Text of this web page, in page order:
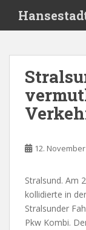
i
12.
Stralsund. Am
kollidierte in
Stralsunder
Pkw Kombi.